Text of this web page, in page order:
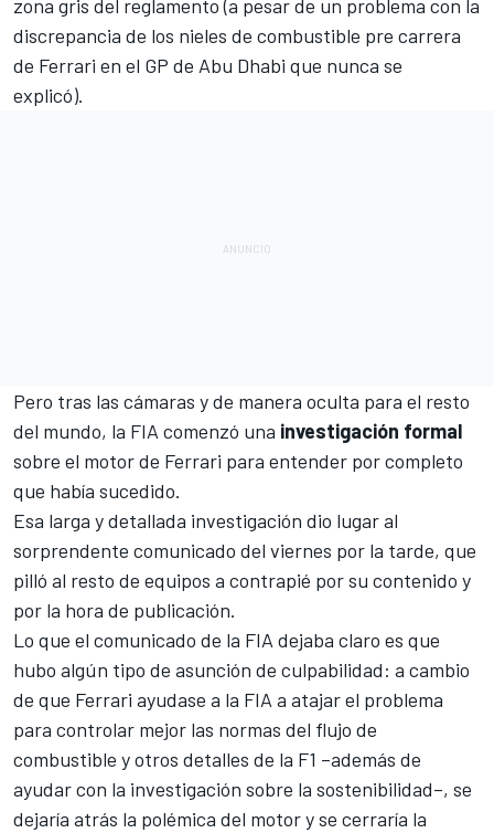
zona gris del reglamento (a pesar de un problema con la
discrepancia de los nieles de combustible pre carrera
de Ferrari en el GP de Abu Dhabi que nunca se
explicó).
Pero tras las cámaras y de manera oculta para el resto
del mundo, la FIA comenzó una investigación formal
sobre el motor de Ferrari para entender por completo
que había sucedido.
Esa larga y detallada investigación dio lugar al
sorprendente comunicado del viernes por la tarde, que
pilló al resto de equipos a contrapié por su contenido y
por la hora de publicación.
Lo que el comunicado de la FIA dejaba claro es que
hubo algún tipo de asunción de culpabilidad: a cambio
de que Ferrari ayudase a la FIA a atajar el problema
para controlar mejor las normas del flujo de
combustible y otros detalles de la F1 –además de
ayudar con la investigación sobre la sostenibilidad–, se
dejaría atrás la polémica del motor y se cerraría la